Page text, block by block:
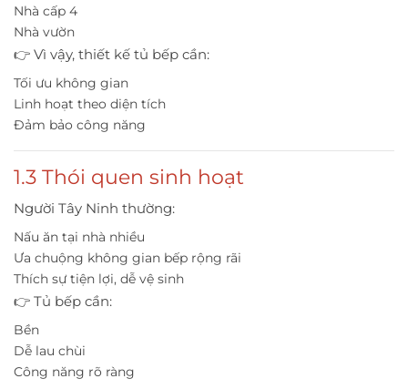
Nhà cấp 4
Nhà vườn
👉 Vì vậy, thiết kế tủ bếp cần:
Tối ưu không gian
Linh hoạt theo diện tích
Đảm bảo công năng
1.3 Thói quen sinh hoạt
Người Tây Ninh thường:
Nấu ăn tại nhà nhiều
Ưa chuộng không gian bếp rộng rãi
Thích sự tiện lợi, dễ vệ sinh
👉 Tủ bếp cần:
Bền
Dễ lau chùi
Công năng rõ ràng